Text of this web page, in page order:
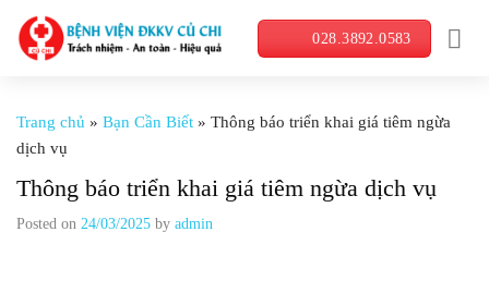
content
028.3892.0583
Trang chủ » Bạn Cần Biết » Thông báo triển khai giá tiêm ngừa
dịch vụ
Thông báo triển khai giá tiêm ngừa dịch vụ
Posted on 24/03/2025 by admin